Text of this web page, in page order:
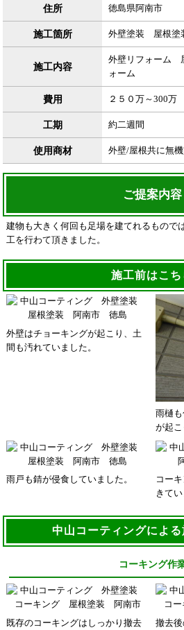
住所 徳島県阿南市
施工箇所 外壁塗装 屋根塗
施工内容
外壁リフォーム
ォーム
費用 ２５０万～300万
工期 約二週間
使用商材 外壁/屋根共に無
ご提案内容
建物も大きく何回も足場を建てれるもので
工を行わて頂きました。
施工前はこち
外壁はチョーキングが起こり、土
間も汚れていました。
雨樋
が起こ
雨戸も錆が侵食していました。
コー
きてい
中山コーティングによ
コーキング作
既存のコーキングはしっかり撤去
撤去後